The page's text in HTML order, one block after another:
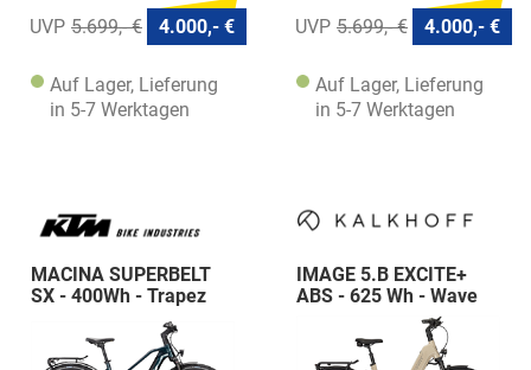
5.699,- € 4.000,- €
Auf Lager, Lieferung
in 5-7 Werktagen
5.699,- € 4.000,- €
Auf Lager, Lieferung
in 5-7 Werktagen
MACINA SUPERBELT
SX - 400Wh - Trapez
IMAGE 5.B EXCITE+
ABS - 625 Wh - Wave